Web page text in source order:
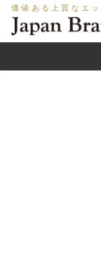
価値ある上質なエ